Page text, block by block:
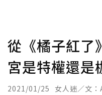
從《橘子紅了
宮是特權還是
2021/01/25 女人迷／文